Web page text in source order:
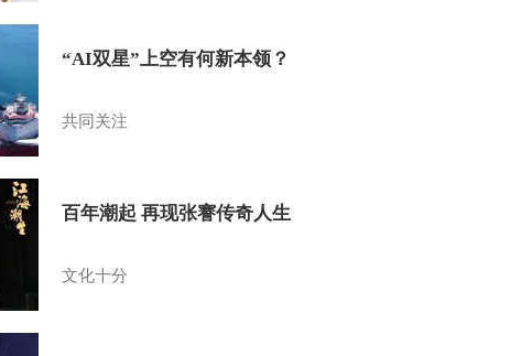
“AI双星”上空有何新本领？
共同关注
百年潮起 再现张謇传奇人生
文化十分